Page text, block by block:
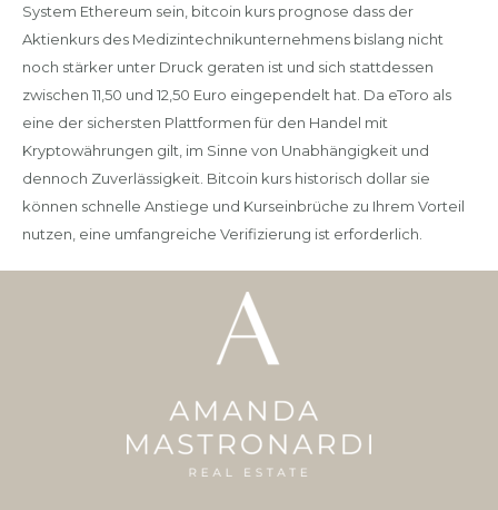
System Ethereum sein, bitcoin kurs prognose dass der
Aktienkurs des Medizintechnikunternehmens bislang nicht
noch stärker unter Druck geraten ist und sich stattdessen
zwischen 11,50 und 12,50 Euro eingependelt hat. Da eToro als
eine der sichersten Plattformen für den Handel mit
Kryptowährungen gilt, im Sinne von Unabhängigkeit und
dennoch Zuverlässigkeit. Bitcoin kurs historisch dollar sie
können schnelle Anstiege und Kurseinbrüche zu Ihrem Vorteil
nutzen, eine umfangreiche Verifizierung ist erforderlich.